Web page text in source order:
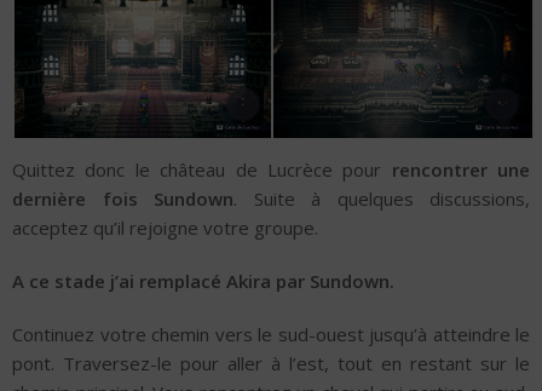
Quittez donc le château de Lucrèce pour rencontrer une
dernière fois Sundown. Suite à quelques discussions,
acceptez qu’il rejoigne votre groupe.
A ce stade j’ai remplacé Akira par Sundown.
Continuez votre chemin vers le sud-ouest jusqu’à atteindre le
pont. Traversez-le pour aller à l’est, tout en restant sur le